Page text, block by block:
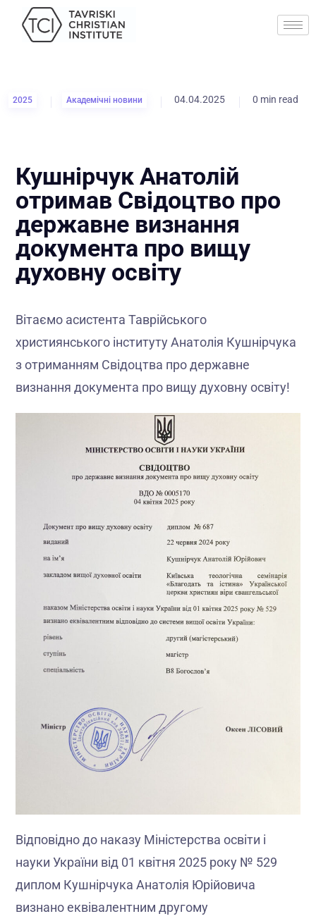
2025 Академічні новини 04.04.2025 0 min read
Кушнірчук Анатолій
отримав Свідоцтво про
державне визнання
документа про вищу
духовну освіту
Вітаємо асистента Таврійського
християнського інституту Анатолія Кушнірчука
з отриманням Свідоцтва про державне
визнання документа про вищу духовну освіту!
Відповідно до наказу Міністерства освіти і
науки України від 01 квітня 2025 року № 529
диплом Кушнірчука Анатолія Юрійовича
визнано еквівалентним другому